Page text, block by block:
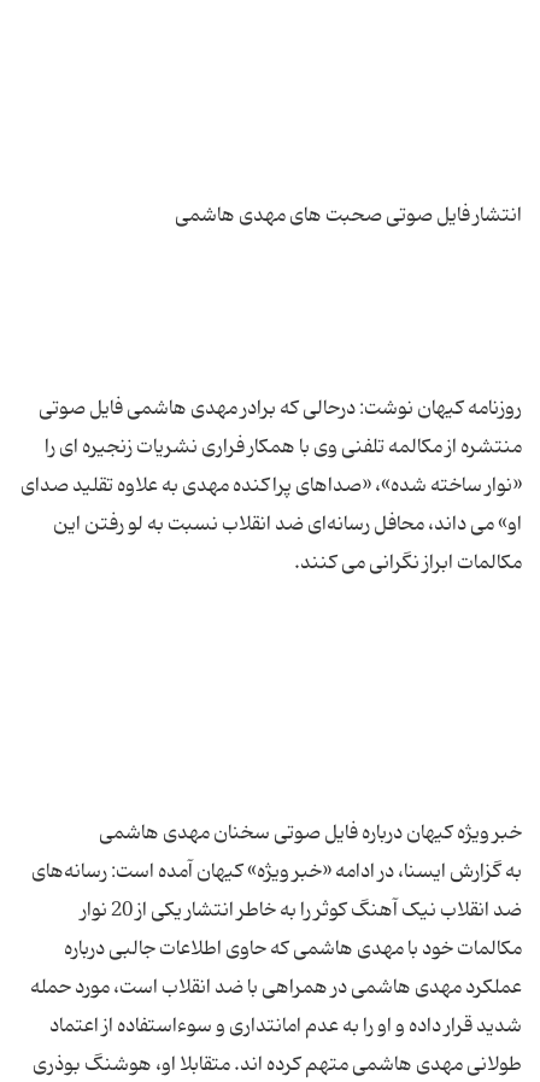
روزنامه کیهان نوشت: درحالی که برادر مهدی هاشمی فایل صوتی
منتشره از مکالمه تلفنی وی با همکار فراری نشریات زنجیره ای را
«نوار ساخته شده»، «صداهای پراکنده مهدی به علاوه تقلید صدای
او» می داند، محافل رسانه‌ای ضد انقلاب نسبت به لو رفتن این
به گزارش ایسنا، در ادامه «خبر ویژه» کیهان آمده است: رسانه‌های
ضد انقلاب نیک آهنگ کوثر را به خاطر انتشار یکی از 20 نوار
مکالمات خود با مهدی هاشمی که حاوی اطلاعات جالبی درباره
عملکرد مهدی هاشمی در همراهی با ضد انقلاب است، مورد حمله
شدید قرار داده و او را به عدم امانتداری و سوءاستفاده از اعتماد
طولانی مهدی هاشمی متهم کرده اند. متقابلا او، هوشنگ بوذری